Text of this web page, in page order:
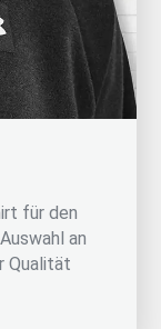
für den
an
Qualität